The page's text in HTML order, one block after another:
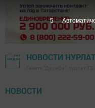
НОВОСТИ
НОВОСТИ
3